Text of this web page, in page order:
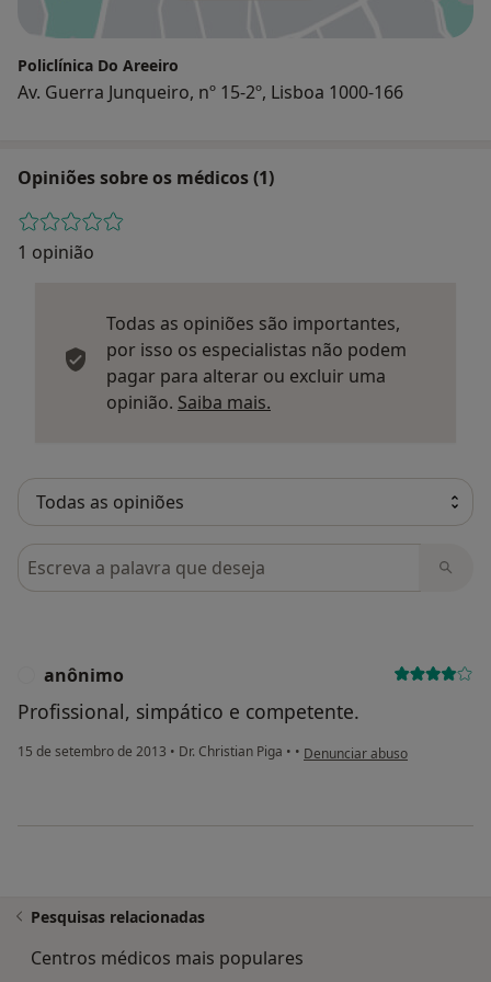
Policlínica Do Areeiro
Av. Guerra Junqueiro, nº 15-2º, Lisboa 1000-166
Opiniões sobre os médicos (1)
1 opinião
Todas as opiniões são importantes,
por isso os especialistas não podem
pagar para alterar ou excluir uma
opinião. Saiba mais.
Pesquisar em opiniões
anônimo
Profissional, simpático e competente.
15 de setembro de 2013 • Dr. Christian Piga • • na opinião do utilizador
Denunciar abuso
Pesquisas relacionadas
Centros médicos mais populares